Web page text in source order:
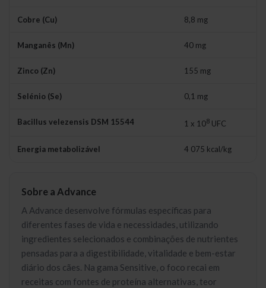
Cobre (Cu) 8,8 mg
Manganês (Mn) 40 mg
Zinco (Zn) 155 mg
Selénio (Se) 0,1 mg
Bacillus velezensis DSM 15544 1 x 108 UFC
Energia metabolizável 4 075 kcal/kg
Sobre a Advance
A Advance desenvolve fórmulas específicas para
diferentes fases de vida e necessidades, utilizando
ingredientes selecionados e combinações de nutrientes
pensadas para a digestibilidade, vitalidade e bem-estar
diário dos cães. Na gama Sensitive, o foco recai em
receitas com fontes de proteína alternativas, teor